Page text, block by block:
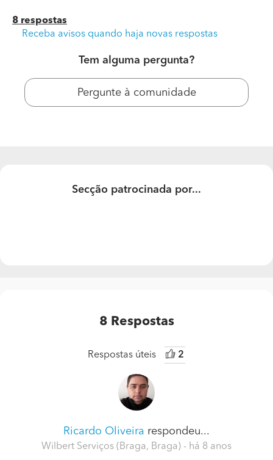
8 respostas
Receba avisos quando haja novas respostas
Tem alguma pergunta?
Pergunte à comunidade
Secção patrocinada por...
8 Respostas
Respostas úteis 2
Ricardo Oliveira respondeu...
Wilbert Serviços (Braga, Braga) - há 8 anos